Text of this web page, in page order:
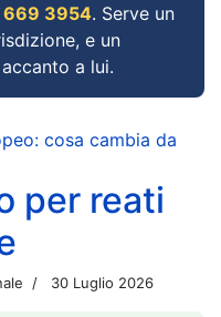
3954. Serve un
e un
a lui.
cosa cambia da
per reati
30 Luglio 2026